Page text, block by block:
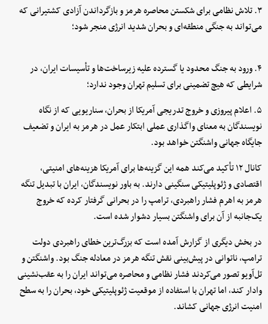
۳. تلاش نظامی برای شکستن محاصره هرمز و بازگرداندن آزادی کشتیرانی که
می‌تواند به جنگی منطقه‌ای و بحران شدید انرژی منجر شود؛
۴. ورود به جنگ محدود یا گسترده علیه زیرساخت‌ها و تأسیسات ایران، در
شرایطی که هیچ تضمینی برای تسلیم تهران وجود ندارد؛
۵. اعلام پیروزی و خروج تدریجی آمریکا از بحران، سناریویی که از نگاه
نویسندگان به معنای واگذاری عملی ابتکار عمل در هرمز به ایران و تضعیف
جایگاه جهانی واشنگتن خواهد بود.
کانال ۱۲ تأکید می‌کند همه این گزینه‌ها برای آمریکا هزینه‌های امنیتی،
اقتصادی و ژئوپلیتیکی سنگینی دارند. به باور نویسندگان، ایران با تبدیل تنگه
هرمز به اهرم فشار راهبردی، ترامپ را در بحرانی گرفتار کرده که خروج
یک‌جانبه از آن برای واشنگتن بسیار دشوار شده است.
در بخش دیگری از گزارش آمده است که بزرگ‌ترین خطای راهبردی دولت
ترامپ، ناتوانی در پیش‌بینی نقش تنگه هرمز در معادله جنگ بود. واشنگتن و
تل‌آویو تصور می‌کردند فشار نظامی و محاصره می‌تواند ایران را به عقب‌نشینی
وادار کند، اما تهران با استفاده از موقعیت ژئوپلیتیکی خود، بحران را به سطح
امنیت انرژی جهانی کشاند.